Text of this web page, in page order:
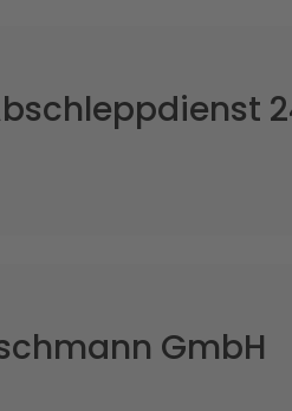
GmbH